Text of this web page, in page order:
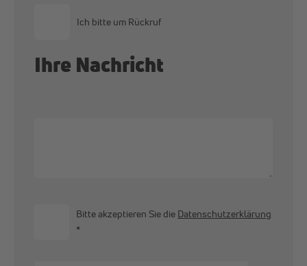
Ich bitte um Rückruf
Ihre Nachricht
Bitte akzeptieren Sie die Datenschutzerklärung
*